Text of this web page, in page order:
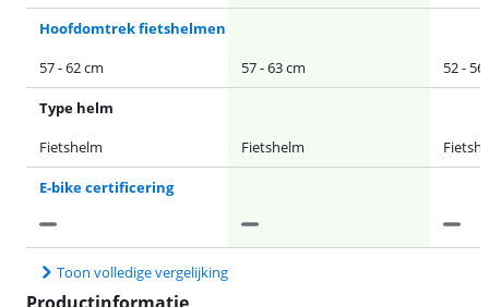
Hoofdomtrek fietshelmen
57 - 62 cm
57 - 63 cm 52 -
Type helm
Fietshelm
Fietshelm
E-bike certificering
Toon volledige vergelijking